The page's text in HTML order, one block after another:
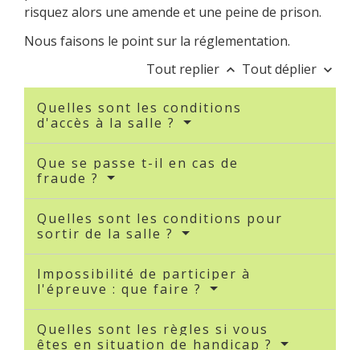
risquez alors une amende et une peine de prison.
Nous faisons le point sur la réglementation.
Tout replier keyboard_arrow_up Tout déplier keyboard_arrow_down
Quelles sont les conditions
d'accès à la salle ?
Que se passe t-il en cas de
fraude ?
Quelles sont les conditions pour
sortir de la salle ?
Impossibilité de participer à
l'épreuve : que faire ?
Quelles sont les règles si vous
êtes en situation de handicap ?